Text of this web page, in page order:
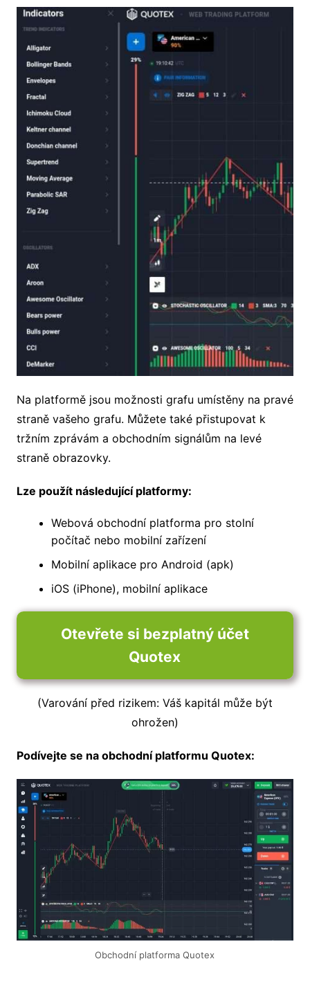
Na platformě jsou možnosti grafu umístěny na pravé
straně vašeho grafu. Můžete také přistupovat k
tržním zprávám a obchodním signálům na levé
straně obrazovky.
Lze použít následující platformy:
Webová obchodní platforma pro stolní
počítač nebo mobilní zařízení
Mobilní aplikace pro Android (apk)
iOS (iPhone), mobilní aplikace
Otevřete si bezplatný účet
Quotex
(Varování před rizikem: Váš kapitál může být
ohrožen)
Podívejte se na obchodní platformu Quotex:
Obchodní platforma Quotex